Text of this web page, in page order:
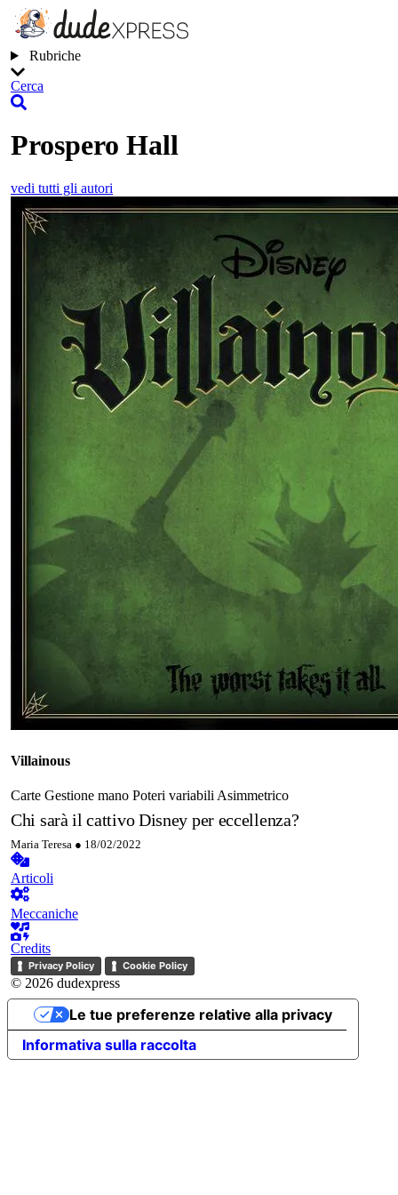
Rubriche
Cerca
Prospero Hall
vedi tutti gli autori
Villainous
Carte Gestione mano Poteri variabili Asimmetrico
Chi sarà il cattivo Disney per eccellenza?
Maria Teresa ● 18/02/2022
Articoli
Meccaniche
Credits
Privacy Policy Cookie Policy
© 2026 dudexpress
Informativa sulla raccolta
Le tue preferenze relative alla privacy